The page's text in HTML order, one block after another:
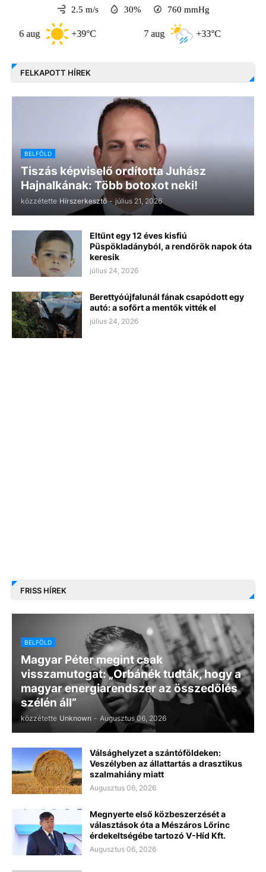
2.5 m/s 30% 760 mmHg
+39°C +33°C
FELKAPOTT HÍREK
BELFÖLD
Tiszás képviselő ordította Juhász
Hajnalkának: Több botoxot neki!
közzétette Hírszerkesztő - július 21, 2026
Eltűnt egy 12 éves kisfiú
Püspökladányból, a rendőrök napok óta
keresik
július 24, 2026
Berettyóújfalunál fának csapódott egy
autó: a sofőrt a mentők vitték el
július 24, 2026
FRISS HÍREK
BELFÖLD
Magyar Péter megint csak
visszamutogat: „Orbánék tudták, hogy a
magyar energiarendszer az összedőlés
szélén áll”
közzétette Unknown - Augusztus 06, 2026
Válsághelyzet a szántóföldeken:
Veszélyben az állattartás a drasztikus
szalmahiány miatt
Augusztus 06, 2026
Megnyerte első közbeszerzését a
választások óta a Mészáros Lőrinc
érdekeltségébe tartozó V-Híd Kft.
Augusztus 06, 2026